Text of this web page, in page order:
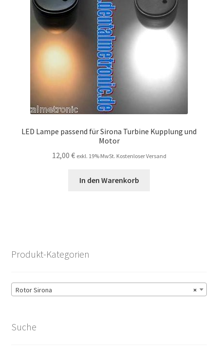
LED Lampe passend für Sirona Turbine Kupplung und
Motor
12,00 € exkl. 19% MwSt. Kostenloser Versand
In den Warenkorb
Produkt-Kategorien
×
Rotor Sirona
Suche